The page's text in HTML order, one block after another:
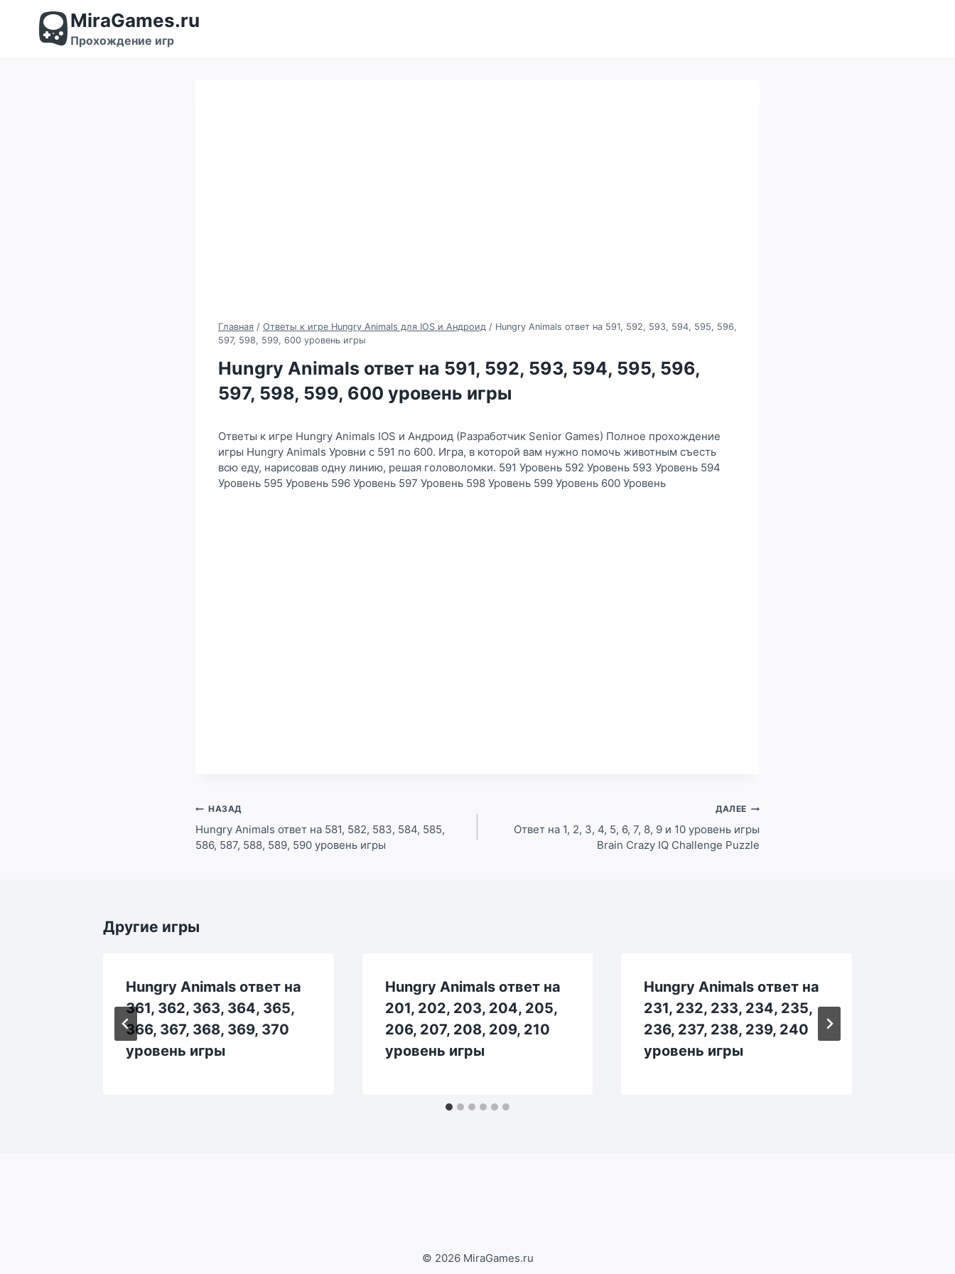
содержимому
MiraGames.ru
Прохождение игр
Главная / Ответы к игре Hungry Animals для IOS и Андроид / Hungry Animals ответ на 591, 592, 593, 594, 595, 596,
597, 598, 599, 600 уровень игры
Hungry Animals ответ на 591, 592, 593, 594, 595, 596,
597, 598, 599, 600 уровень игры
Ответы к игре Hungry Animals IOS и Андроид (Разработчик Senior Games) Полное прохождение
игры Hungry Animals Уровни с 591 по 600. Игра, в которой вам нужно помочь животным съесть
всю еду, нарисовав одну линию, решая головоломки. 591 Уровень 592 Уровень 593 Уровень 594
Уровень 595 Уровень 596 Уровень 597 Уровень 598 Уровень 599 Уровень 600 Уровень
Навигация
по
записям
НАЗАД
Hungry Animals ответ на 581, 582, 583, 584, 585,
586, 587, 588, 589, 590 уровень игры
ДАЛЕЕ
Ответ на 1, 2, 3, 4, 5, 6, 7, 8, 9 и 10 уровень игры
Brain Crazy IQ Challenge Puzzle
Другие игры
Hungry Animals ответ на
361, 362, 363, 364, 365,
366, 367, 368, 369, 370
уровень игры
Hungry Animals ответ на
201, 202, 203, 204, 205,
206, 207, 208, 209, 210
уровень игры
Hungry Animals ответ на
231, 232, 233, 234, 235,
236, 237, 238, 239, 240
уровень игры
© 2026 MiraGames.ru